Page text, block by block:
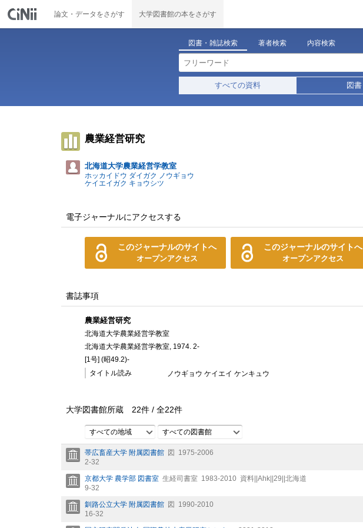
論文・データをさがす 大学図書館の本をさがす
図書・雑誌検索 著者検索 内容検索
すべての資料 図書
農業経営研究
北海道大学農業経営学教室
ホッカイドウ ダイガク ノウギョウ
ケイエイガク キョウシツ
電子ジャーナルにアクセスする
このジャーナルのサイトへ
オープンアクセス
このジャーナルのサイトへ
オープンアクセス
書誌事項
農業経営研究
北海道大学農業経営学教室
北海道大学農業経営学教室, 1974. 2-
[1号] (昭49.2)-
タイトル読み
ノウギョウ ケイエイ ケンキュウ
大学図書館所蔵 22件 / 全22件
すべての地域 すべての図書館
帯広畜産大学 附属図書館 図 1975-2006
2-32
京都大学 農学部 図書室 生経司書室 1983-2010 資料||Ahk||29||北海道
9-32
釧路公立大学 附属図書館 図 1990-2010
16-32